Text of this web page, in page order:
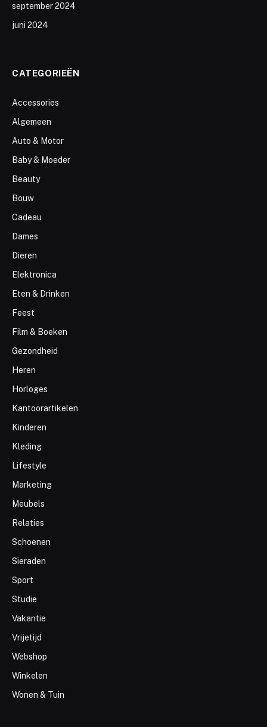
september 2024
juni 2024
CATEGORIEËN
Accessories
Algemeen
Auto & Motor
Baby & Moeder
Beauty
Bouw
Cadeau
Dames
Dieren
Elektronica
Eten & Drinken
Feest
Film & Boeken
Gezondheid
Heren
Horloges
Kantoorartikelen
Kinderen
Kleding
Lifestyle
Marketing
Meubels
Relaties
Schoenen
Sieraden
Sport
Studie
Vakantie
Vrijetijd
Webshop
Winkelen
Wonen & Tuin